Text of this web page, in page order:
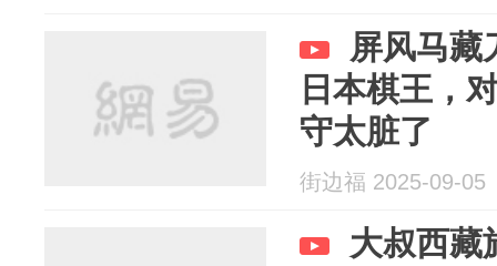
屏风马藏
日本棋王，
守太脏了
街边福 2025-09-05
大叔西藏